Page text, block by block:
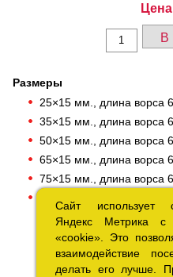
В
Размеры
25×15 мм., длина ворса
35×15 мм., длина ворса
50×15 мм., длина ворса
65×15 мм., длина ворса
75×15 мм., длина ворса
Сайт использует
Яндекс Метрика с
«cookie». Это
взаимодействие
делать его лучше.
Сайт использует
Яндекс Метрика с
«cookie». Это
взаимодействие
делать его лучше.